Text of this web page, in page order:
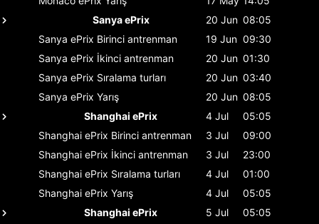
Sanya ePrix
20 Jun 08:05
Sanya ePrix Birinci antrenman 19 Jun 09:30
Sanya ePrix İkinci antrenman 20 Jun 01:30
Sanya ePrix Sıralama turları 20 Jun 03:40
Sanya ePrix Yarış 20 Jun 08:05
Shanghai ePrix
4 Jul
05:05
Shanghai ePrix Birinci antrenman 3 Jul
09:00
Shanghai ePrix İkinci antrenman 3 Jul
23:00
Shanghai ePrix Sıralama turları 4 Jul
01:00
Shanghai ePrix Yarış 4 Jul
05:05
Shanghai ePrix
5 Jul
05:05